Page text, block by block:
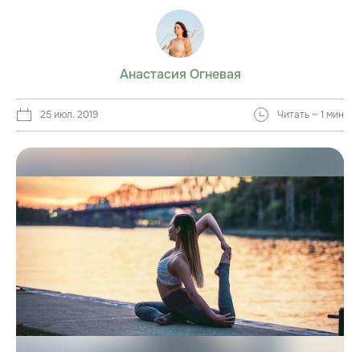
Анастасия Огневая
25 июл. 2019 Читать ~ 1 мин